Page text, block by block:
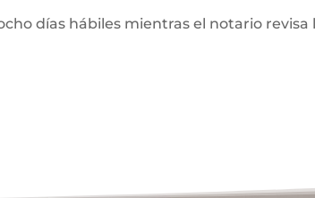
días hábiles mientras el notario